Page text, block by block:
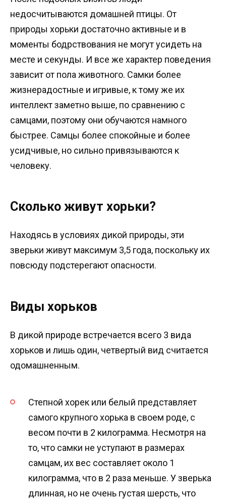
недосчитываются домашней птицы. От
природы хорьки достаточно активные и в
моменты бодрствования не могут усидеть на
месте и секунды. И все же характер поведения
зависит от пола животного. Самки более
жизнерадостные и игривые, к тому же их
интеллект заметно выше, по сравнению с
самцами, поэтому они обучаются намного
быстрее. Самцы более спокойные и более
усидчивые, но сильно привязываются к
человеку.
Сколько живут хорьки?
Находясь в условиях дикой природы, эти
зверьки живут максимум 3,5 года, поскольку их
повсюду подстерегают опасности.
Виды хорьков
В дикой природе встречается всего 3 вида
хорьков и лишь один, четвертый вид считается
одомашненным.
Степной хорек или белый представляет
самого крупного хорька в своем роде, с
весом почти в 2 килограмма. Несмотря на
то, что самки не уступают в размерах
самцам, их вес составляет около 1
килограмма, что в 2 раза меньше. У зверька
длинная, но не очень густая шерсть, что